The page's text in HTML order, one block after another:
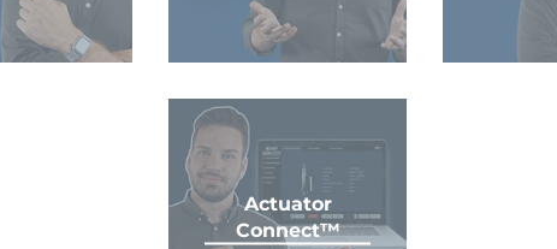
Actuator
Connect™